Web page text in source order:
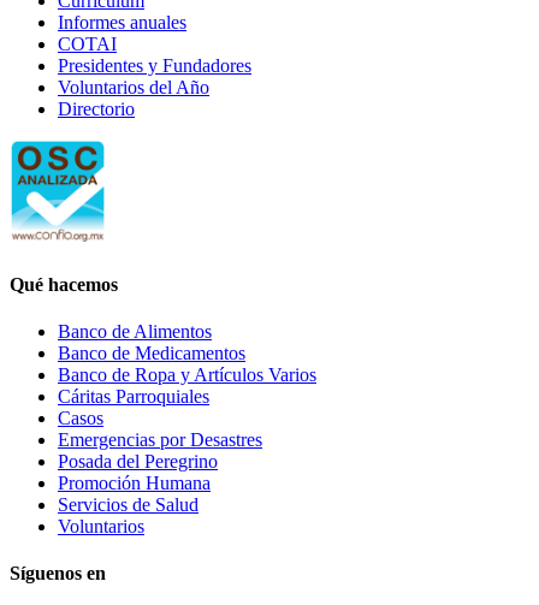
Informes anuales
COTAI
Presidentes y Fundadores
Voluntarios del Año
Directorio
Qué hacemos
Banco de Alimentos
Banco de Medicamentos
Banco de Ropa y Artículos Varios
Cáritas Parroquiales
Casos
Emergencias por Desastres
Posada del Peregrino
Promoción Humana
Servicios de Salud
Voluntarios
Síguenos en